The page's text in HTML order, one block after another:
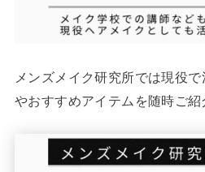
メンズメイク研究所では現役
やおすすめアイテムを随時ご紹